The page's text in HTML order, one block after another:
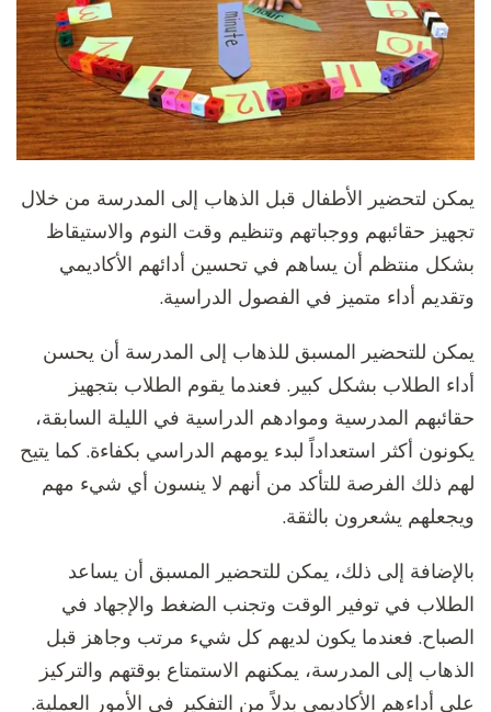
يمكن لتحضير الأطفال قبل الذهاب إلى المدرسة من خلال
تجهيز حقائبهم ووجباتهم وتنظيم وقت النوم والاستيقاظ
بشكل منتظم أن يساهم في تحسين أدائهم الأكاديمي
وتقديم أداء متميز في الفصول الدراسية.
يمكن للتحضير المسبق للذهاب إلى المدرسة أن يحسن
أداء الطلاب بشكل كبير. فعندما يقوم الطلاب بتجهيز
حقائبهم المدرسية وموادهم الدراسية في الليلة السابقة،
يكونون أكثر استعداداً لبدء يومهم الدراسي بكفاءة. كما يتيح
لهم ذلك الفرصة للتأكد من أنهم لا ينسون أي شيء مهم
ويجعلهم يشعرون بالثقة.
بالإضافة إلى ذلك، يمكن للتحضير المسبق أن يساعد
الطلاب في توفير الوقت وتجنب الضغط والإجهاد في
الصباح. فعندما يكون لديهم كل شيء مرتب وجاهز قبل
الذهاب إلى المدرسة، يمكنهم الاستمتاع بوقتهم والتركيز
على أداءهم الأكاديمي بدلاً من التفكير في الأمور العملية.